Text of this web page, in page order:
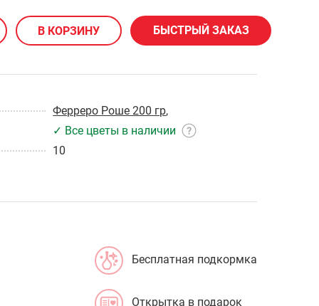
В КОРЗИНУ БЫСТРЫЙ ЗАКАЗ
Ферреро Роше 200 гр,
✓ Все цветы в наличии
10
Бесплатная подкормка
Открытка в подарок